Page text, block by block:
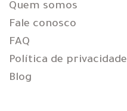
Quem somos
Fale conosco
FAQ
Política de privacidade
Blog